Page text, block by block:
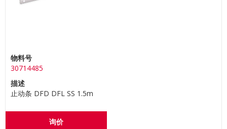
物料号
30714485
描述
止动条 DFD DFL SS 1.5m
询价